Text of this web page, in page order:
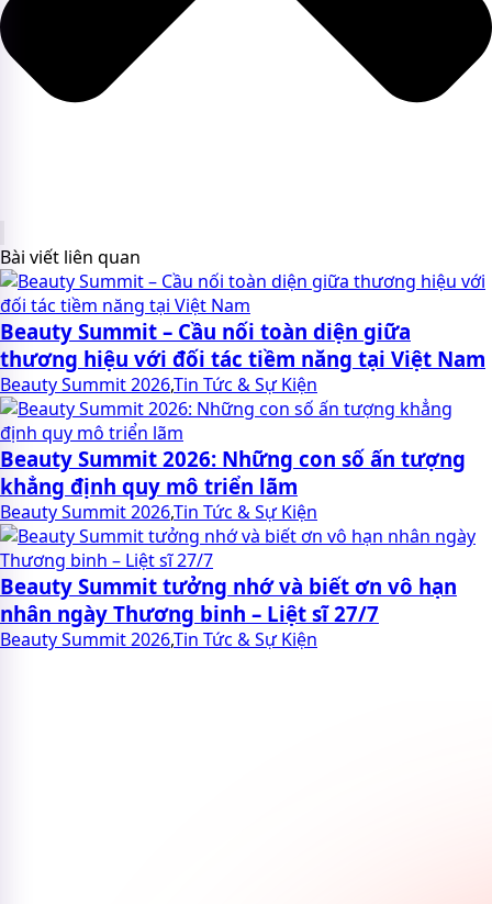
Bài viết liên quan
Beauty Summit – Cầu nối toàn diện giữa
thương hiệu với đối tác tiềm năng tại Việt Nam
Beauty Summit 2026,Tin Tức & Sự Kiện
Beauty Summit 2026: Những con số ấn tượng
khẳng định quy mô triển lãm
Beauty Summit 2026,Tin Tức & Sự Kiện
Beauty Summit tưởng nhớ và biết ơn vô hạn
nhân ngày Thương binh – Liệt sĩ 27/7
Beauty Summit 2026,Tin Tức & Sự Kiện